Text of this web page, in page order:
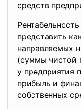
средств
представить
направляемых
(суммы чистой
у предприятия
прибыль и
собственных